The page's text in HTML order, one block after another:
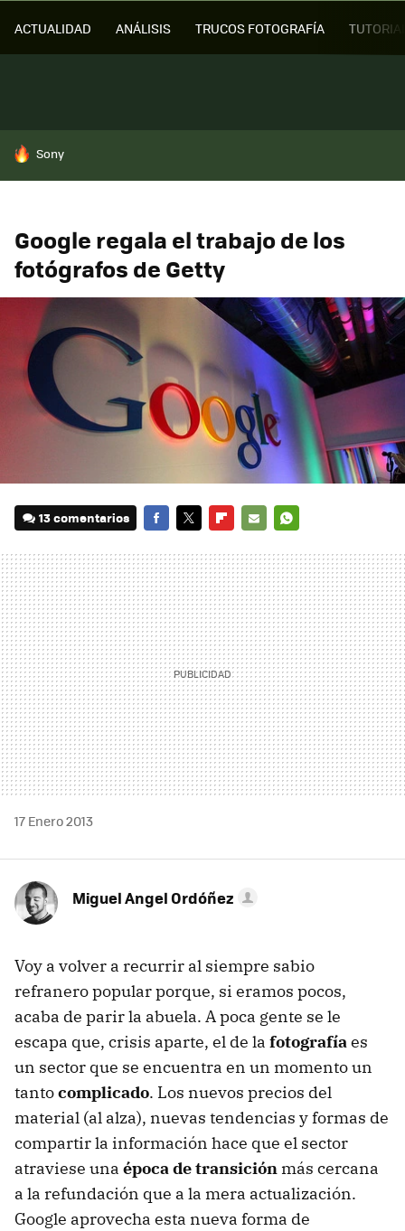
ACTUALIDAD ANÁLISIS TRUCOS FOTOGRAFÍA
HOY SE HABLA DE
Sony
Google regala el trabajo de los
fotógrafos de Getty
13 comentarios
MAIL
17 Enero 2013
Miguel Angel Ordóñez
Voy a volver a recurrir al siempre sabio
refranero popular porque, si eramos pocos,
acaba de parir la abuela. A poca gente se le
escapa que, crisis aparte, el de la fotografíaes
un sector que se encuentra en un momento un
tantocomplicado. Los nuevos precios del
material (al alza), nuevas tendencias y formas de
compartir la información hace que el sector
atraviese una época de transición más cercana
a la refundación que a la mera actualización.
Google aprovecha esta nueva forma de